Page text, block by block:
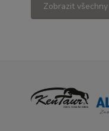
Zobrazit